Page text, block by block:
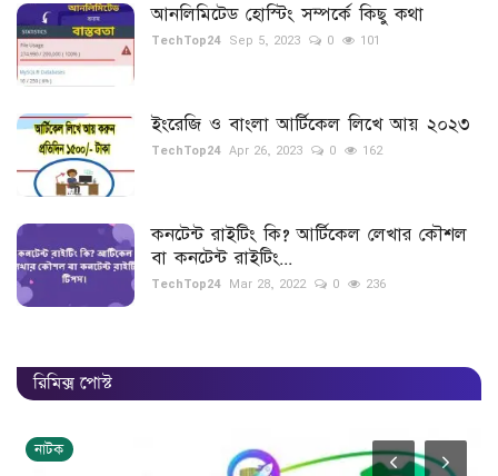
আনলিমিটেড হোস্টিং সম্পর্কে কিছু কথা
TechTop24 Sep 5, 2023 0 101
ইংরেজি ও বাংলা আর্টিকেল লিখে আয় ২০২৩
TechTop24 Apr 26, 2023 0 162
কনটেন্ট রাইটিং কি? আর্টিকেল লেখার কৌশল
বা কনটেন্ট রাইটিং...
TechTop24 Mar 28, 2022 0 236
রিমিক্স পোস্ট
শিক্ষা